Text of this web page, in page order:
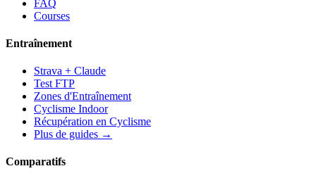
FAQ
Courses
Entraînement
Strava + Claude
Test FTP
Zones d'Entraînement
Cyclisme Indoor
Récupération en Cyclisme
Plus de guides →
Comparatifs